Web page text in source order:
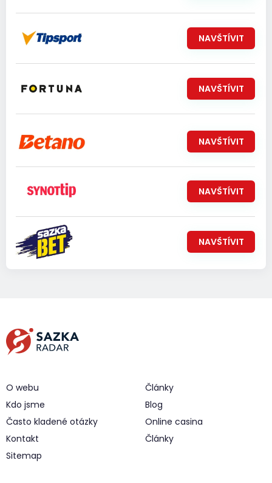
NAVŠTÍVIT
NAVŠTÍVIT
NAVŠTÍVIT
NAVŠTÍVIT
NAVŠTÍVIT
O webu
Kdo jsme
Často kladené otázky
Kontakt
Sitemap
Články
Blog
Online casina
Články